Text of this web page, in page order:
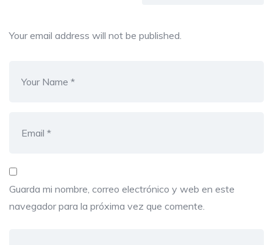
Your email address will not be published.
Guarda mi nombre, correo electrónico y web en este
navegador para la próxima vez que comente.